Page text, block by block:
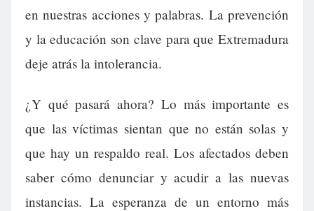
en nuestras acciones y palabras. La prevención
y la educación son clave para que Extremadura
deje atrás la intolerancia.
¿Y qué pasará ahora? Lo más importante es
que las víctimas sientan que no están solas y
que hay un respaldo real. Los afectados deben
saber cómo denunciar y acudir a las nuevas
instancias. La esperanza de un entorno más